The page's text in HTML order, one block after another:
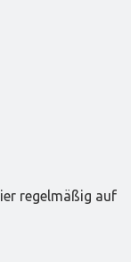
regelmäßig auf